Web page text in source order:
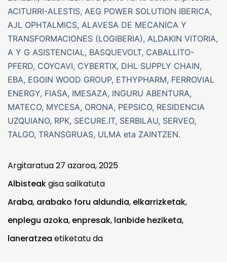
ACITURRI-ALESTIS, AEG POWER SOLUTION IBERICA,
AJL OPHTALMICS, ALAVESA DE MECANICA Y
TRANSFORMACIONES (LOGIBERIA), ALDAKIN VITORIA,
A Y G ASISTENCIAL, BASQUEVOLT, CABALLITO-
PFERD, COYCAVI, CYBERTIX, DHL SUPPLY CHAIN,
EBA, EGOIN WOOD GROUP, ETHYPHARM, FERROVIAL
ENERGY, FIASA, IMESAZA, INGURU ABENTURA,
MATECO, MYCESA, ORONA, PEPSICO, RESIDENCIA
UZQUIANO, RPK, SECURE.IT, SERBILAU, SERVEO,
TALGO, TRANSGRUAS, ULMA eta ZAINTZEN.
Argitaratua27 azaroa, 2025
Albisteakgisa sailkatuta
Araba, arabako foru aldundia, elkarrizketak,
enplegu azoka, enpresak, lanbide heziketa,
laneratzea etiketatu da